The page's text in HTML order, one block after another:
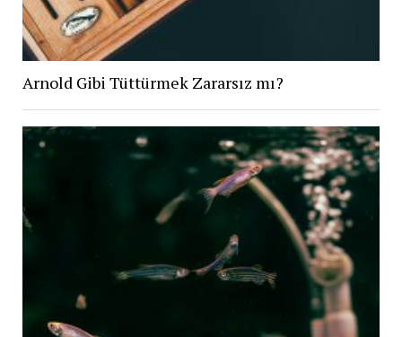
Arnold Gibi Tüttürmek Zararsız mı?